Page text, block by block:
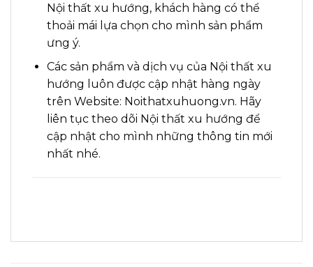
Nội thất xu hướng, khách hàng có thể
thoải mái lựa chọn cho mình sản phẩm
ưng ý.
Các sản phẩm và dịch vụ của Nội thất xu
hướng luôn được cập nhật hàng ngày
trên Website: Noithatxuhuong.vn. Hãy
liên tục theo dõi Nội thất xu hướng để
cập nhật cho mình những thông tin mới
nhất nhé.